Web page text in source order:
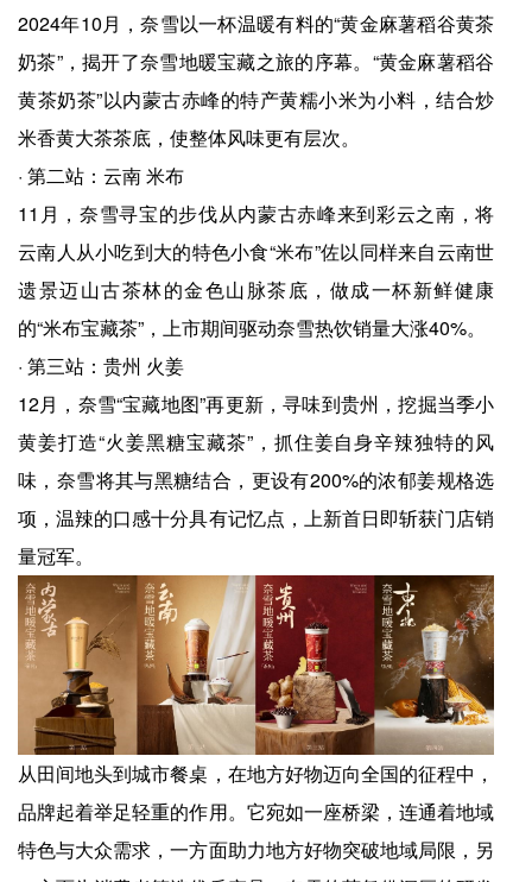
2024年10月，奈雪以一杯温暖有料的“黄金麻薯稻谷黄茶
奶茶”，揭开了奈雪地暖宝藏之旅的序幕。“黄金麻薯稻谷
黄茶奶茶”以内蒙古赤峰的特产黄糯小米为小料，结合炒
米香黄大茶茶底，使整体风味更有层次。
· 第二站：云南 米布
11月，奈雪寻宝的步伐从内蒙古赤峰来到彩云之南，将
云南人从小吃到大的特色小食“米布”佐以同样来自云南世
遗景迈山古茶林的金色山脉茶底，做成一杯新鲜健康
的“米布宝藏茶”，上市期间驱动奈雪热饮销量大涨40%。
· 第三站：贵州 火姜
12月，奈雪“宝藏地图”再更新，寻味到贵州，挖掘当季小
黄姜打造“火姜黑糖宝藏茶”，抓住姜自身辛辣独特的风
味，奈雪将其与黑糖结合，更设有200%的浓郁姜规格选
项，温辣的口感十分具有记忆点，上新首日即斩获门店销
量冠军。
从田间地头到城市餐桌，在地方好物迈向全国的征程中，
品牌起着举足轻重的作用。它宛如一座桥梁，连通着地域
特色与大众需求，一方面助力地方好物突破地域局限，另